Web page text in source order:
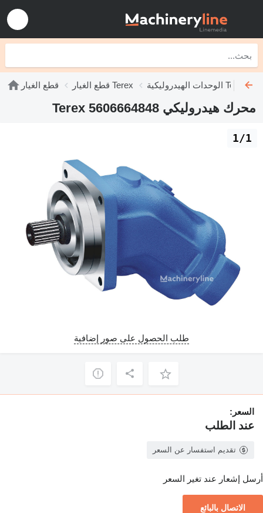
قطع الغيار قطع الغيار Terex الوحدات الهيدروليكية Terex
محرك هيدروليكي Terex 5606664848
1/1
طلب الحصول على صور إضافية
السعر:
عند الطلب
تقديم استفسار عن السعر
أرسل إشعار عند تغير السعر
الاتصال بالبائع